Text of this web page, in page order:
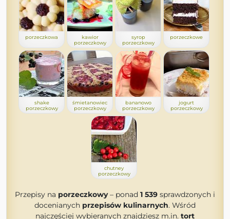
porzeczkowa
kawior
porzeczkowy
syrop
porzeczkowy
porzeczkowe
shake
porzeczkowy
śmietanowiec
porzeczkowy
bananowo
porzeczkowy
jogurt
porzeczkowy
chutney
porzeczkowy
Przepisy na porzeczkowy– ponad 1 539 sprawdzonych i
docenianych przepisów kulinarnych. Wśród
najczęściej wybieranych znajdziesz m.in. tort